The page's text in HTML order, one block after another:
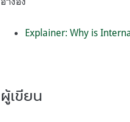
Explainer: Why is
ผู้เขียน